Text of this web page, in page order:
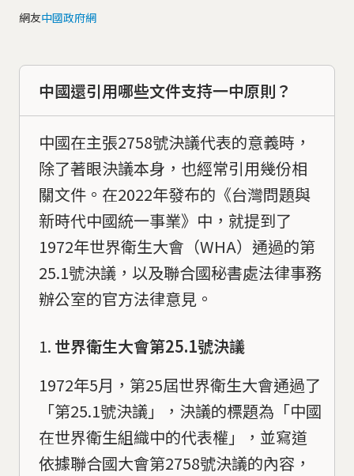
網友中國政府網
中國還引用哪些文件支持一中原則？
中國在主張2758號決議代表的意義時，
除了著眼決議本身，也經常引用幾份相
關文件。在2022年發布的《台灣問題與
新時代中國統一事業》中，就提到了
1972年世界衛生大會（WHA）通過的第
25.1號決議，以及聯合國秘書處法律事務
辦公室的官方法律意見。
世界衛生大會第25.1號決議
1972年5月，第25屆世界衛生大會通過了
「第25.1號決議」，決議的標題為「中國
在世界衛生組織中的代表權」，並寫道
依據聯合國大會第2758號決議的內容，